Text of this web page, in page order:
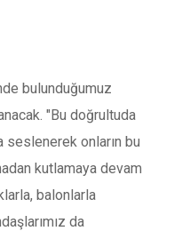
bulunduğumuz
"Bu doğrultuda
onların bu
kutlamaya devam
balonlarla
da